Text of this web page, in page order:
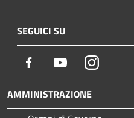
SEGUICI SU
Facebook YoutubeInstagram
AMMINISTRAZIONE